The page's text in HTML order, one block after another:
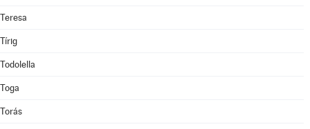
Teresa
Tírig
Todolella
Toga
Torás